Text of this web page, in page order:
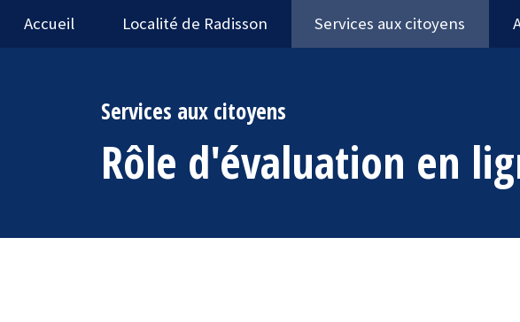
Accueil Localité de Radisson Services aux citoyens
Services aux citoyens
Rôle d'évaluation en